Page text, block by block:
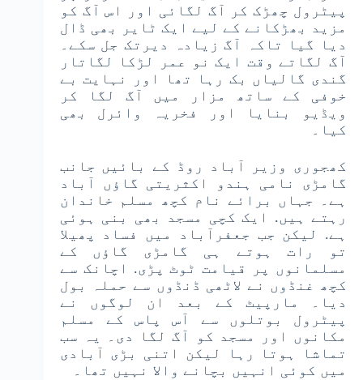
پیٹرول چھڑک کر آگ لگائی اور اس آگ کو
مزید بھڑکانے کے لیے ایک ٹایر بھی ڈال
دیا گیا تاکہ آگ زیادہ دیرتک جل سکے۔
آگ لگاتے وقت ایک نو عمر لڑکا لگاتار
گندی گالیاں بک رہا تھا اور نہایت بے
خوفی کے ساتھ مزار میں آگ لگا کر
ویڈیو بنایا اور فخریہ وائرل بھی
کیا۔
کھجوری وزیر آباد روڈ کے بائیں جانب
گامڑی نامی ہندو اکثریتی گاؤں آباد
ہے۔ جہاں برائے نام کچھ مسلم خاندان
رہتے ہیں. ایک کچی مسجد بھی بنی ہوئی
ہے. لیکن جب جعفرآباد میں فساد پھیلا
تو رات ہوتے ہی گامڑی گاؤں کے
مسلمانوں پر قیامت ٹوٹ پڑی. اچانک سے
کچھ غنڈوں نے لاٹھی ڈنڈوں سے حملہ بول
دیا۔ مارپیٹ کے بعد ان لوگوں نے
پیٹرول بوتلوں سے آس پاس کے مسلم
مکانوں اور مسجد کو آگ لگا دی۔ یہ سب
تماشا ہوتا رہا لیکن اتنی بڑی آبادی
میں کوئی انہیں بچانے والا نہیں تھا۔